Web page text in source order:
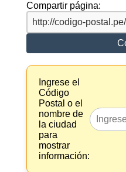
Compartir página:
Ingrese el
Código
Postal o el
nombre de
la ciudad
para
mostrar
información: